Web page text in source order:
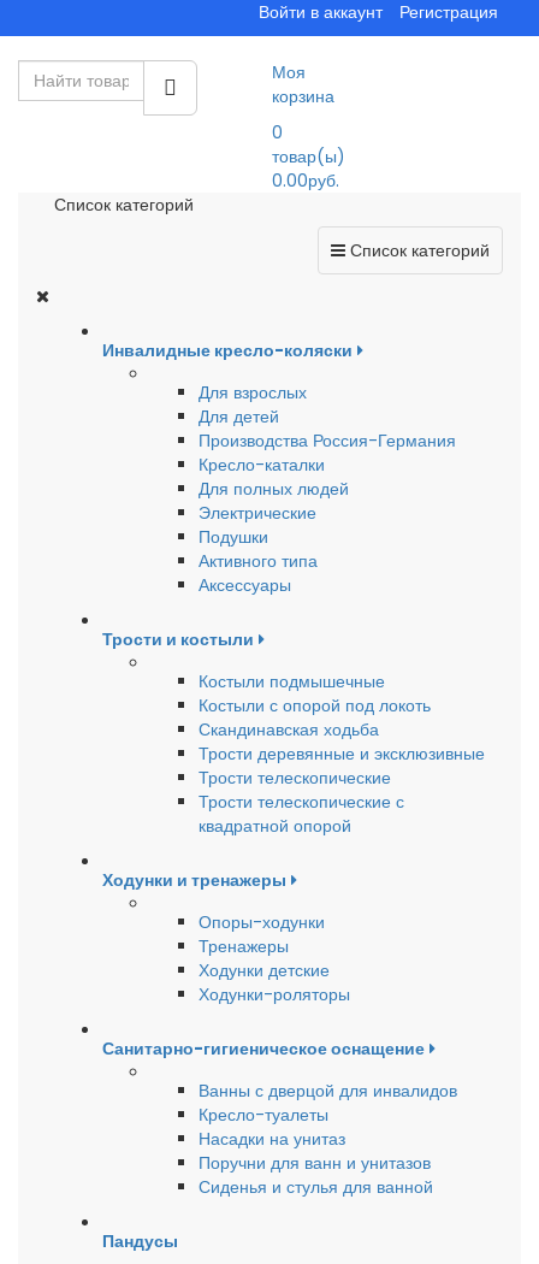
Войти в аккаунт Регистрация
Моя
корзина
0
товар(ы)
0.00руб.
Список категорий
Список категорий
Инвалидные кресло-коляски
Для взрослых
Для детей
Производства Россия-Германия
Кресло-каталки
Для полных людей
Электрические
Подушки
Активного типа
Аксессуары
Трости и костыли
Костыли подмышечные
Костыли с опорой под локоть
Скандинавская ходьба
Трости деревянные и эксклюзивные
Трости телескопические
Трости телескопические с
квадратной опорой
Ходунки и тренажеры
Опоры-ходунки
Тренажеры
Ходунки детские
Ходунки-роляторы
Санитарно-гигиеническое оснащение
Ванны с дверцой для инвалидов
Кресло-туалеты
Насадки на унитаз
Поручни для ванн и унитазов
Сиденья и стулья для ванной
Пандусы